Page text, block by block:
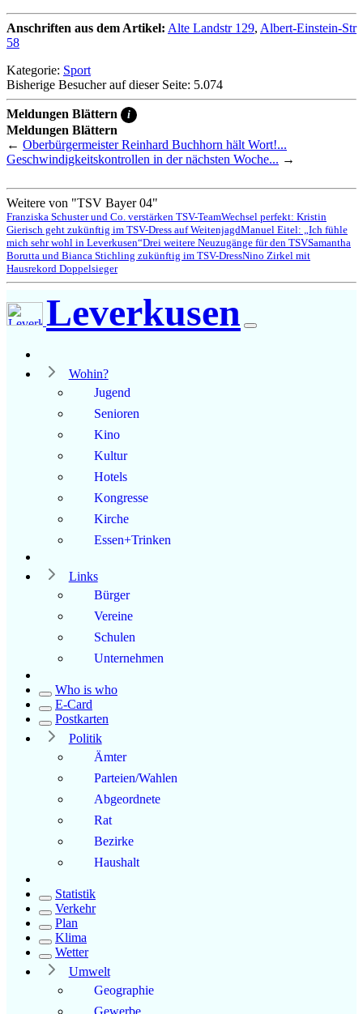
Anschriften aus dem Artikel: Alte Landstr 129, Albert-Einstein-Str
58
Kategorie: Sport
Bisherige Besucher auf dieser Seite: 5.074
Meldungen Blättern i
Meldungen Blättern
← Oberbürgermeister Reinhard Buchhorn hält Wort!...
Geschwindigkeitskontrollen in der nächsten Woche... →
Weitere von "TSV Bayer 04"
Franziska Schuster und Co. verstärken TSV-TeamWechsel perfekt: Kristin
Gierisch geht zukünftig im TSV-Dress auf WeitenjagdManuel Eitel: „Ich fühle
mich sehr wohl in Leverkusen“Drei weitere Neuzugänge für den TSVSamantha
Borutta und Bianca Stichling zukünftig im TSV-DressNino Zirkel mit
Hausrekord Doppelsieger
Leverkusen
Wohin?
Jugend
Senioren
Kino
Kultur
Hotels
Kongresse
Kirche
Essen+Trinken
Links
Bürger
Vereine
Schulen
Unternehmen
Who is who
E-Card
Postkarten
Politik
Ämter
Parteien/Wahlen
Abgeordnete
Rat
Bezirke
Haushalt
Statistik
Verkehr
Plan
Klima
Wetter
Umwelt
Geographie
Gewerbe